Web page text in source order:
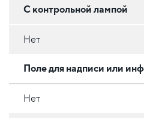
С контрольной лампой
Нет
Поле для надписи или
Нет